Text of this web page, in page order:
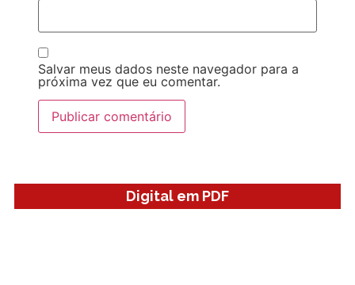
Salvar meus dados neste navegador para a
próxima vez que eu comentar.
Digital em PDF